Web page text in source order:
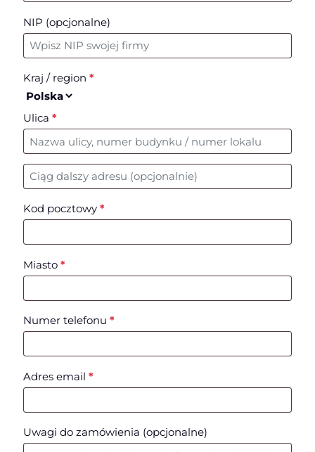
NIP (opcjonalne)
Kraj / region *
Ulica *
Nr mieszkania, lokalu, itp. (opcjonalne)
Kod pocztowy *
Miasto *
Numer telefonu *
Adres email *
Uwagi do zamówienia (opcjonalne)